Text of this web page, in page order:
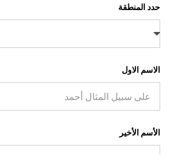
حدد المنطقة
الاسم الاول
الأسم الأخير